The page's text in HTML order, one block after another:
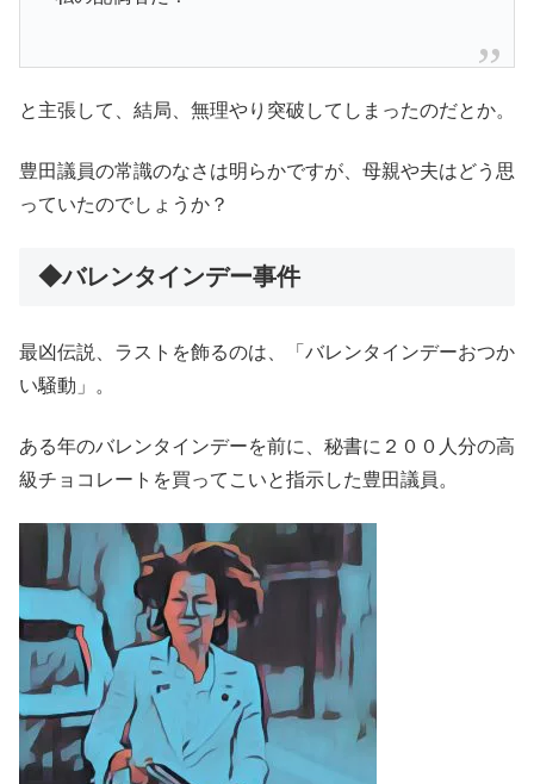
と主張して、結局、無理やり突破してしまったのだとか。
豊田議員の常識のなさは明らかですが、母親や夫はどう思
っていたのでしょうか？
◆バレンタインデー事件
最凶伝説、ラストを飾るのは、「バレンタインデーおつか
い騒動」。
ある年のバレンタインデーを前に、秘書に２００人分の高
級チョコレートを買ってこいと指示した豊田議員。